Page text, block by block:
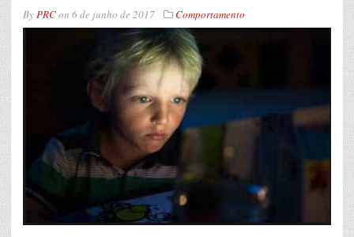
By PRCon 6 de junho de 2017 Comportamento